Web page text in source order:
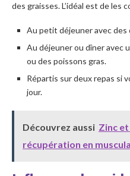
des graisses. L’idéal est de les
Au petit déjeuner avec des
Au déjeuner ou dîner avec
ou des poissons gras.
Répartis sur deux repas si
jour.
Découvrez aussi Zinc
récupération en